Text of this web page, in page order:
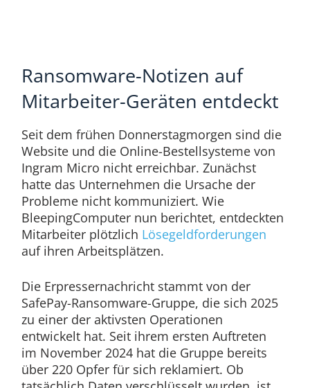
Ransomware-Notizen auf
Mitarbeiter-Geräten entdeckt
Seit dem frühen Donnerstagmorgen sind die
Website und die Online-Bestellsysteme von
Ingram Micro nicht erreichbar. Zunächst
hatte das Unternehmen die Ursache der
Probleme nicht kommuniziert. Wie
BleepingComputer nun berichtet, entdeckten
Mitarbeiter plötzlich Lösegeldforderungen
auf ihren Arbeitsplätzen.
Die Erpressernachricht stammt von der
SafePay-Ransomware-Gruppe, die sich 2025
zu einer der aktivsten Operationen
entwickelt hat. Seit ihrem ersten Auftreten
im November 2024 hat die Gruppe bereits
über 220 Opfer für sich reklamiert. Ob